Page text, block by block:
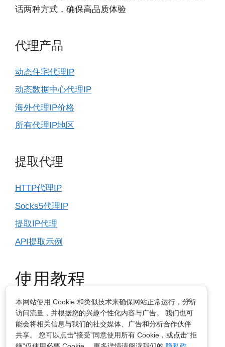
话两种方式，确保高品质体验
代理产品
动态住宅代理IP
动态数据中心代理IP
海外代理IP价格
所有代理IP地区
提取代理
HTTP代理IP
Socks5代理IP
提取IP代理
API提取示例
使用教程
IP基本设置
指纹浏览器
×
本网站使用 Cookie 和类似技术来确保网站正常运行，分析
访问流量，并根据您的兴趣个性化内容与广告。 我们也可
能会将相关信息与我们的社交媒体、广告和分析合作伙伴
共享。 您可以点击“接受”同意使用所有 Cookie，或点击“拒